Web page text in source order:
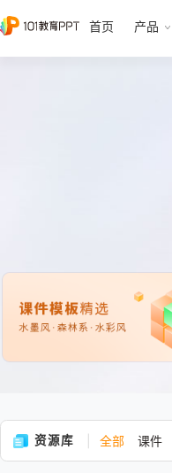
首页 产品
资源库 全部 课件